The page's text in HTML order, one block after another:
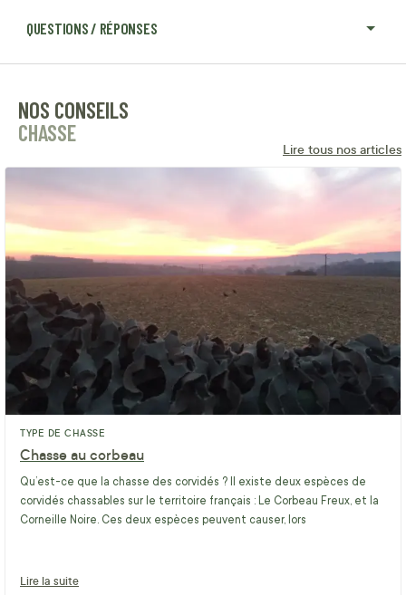
QUESTIONS / RÉPONSES
NOS CONSEILS
CHASSE
Lire tous nos articles
TYPE DE CHASSE
Chasse au corbeau
Qu’est-ce que la chasse des corvidés ? Il existe deux espèces de
corvidés chassables sur le territoire français : Le Corbeau Freux, et la
Corneille Noire. Ces deux espèces peuvent causer, lors
Lire la suite